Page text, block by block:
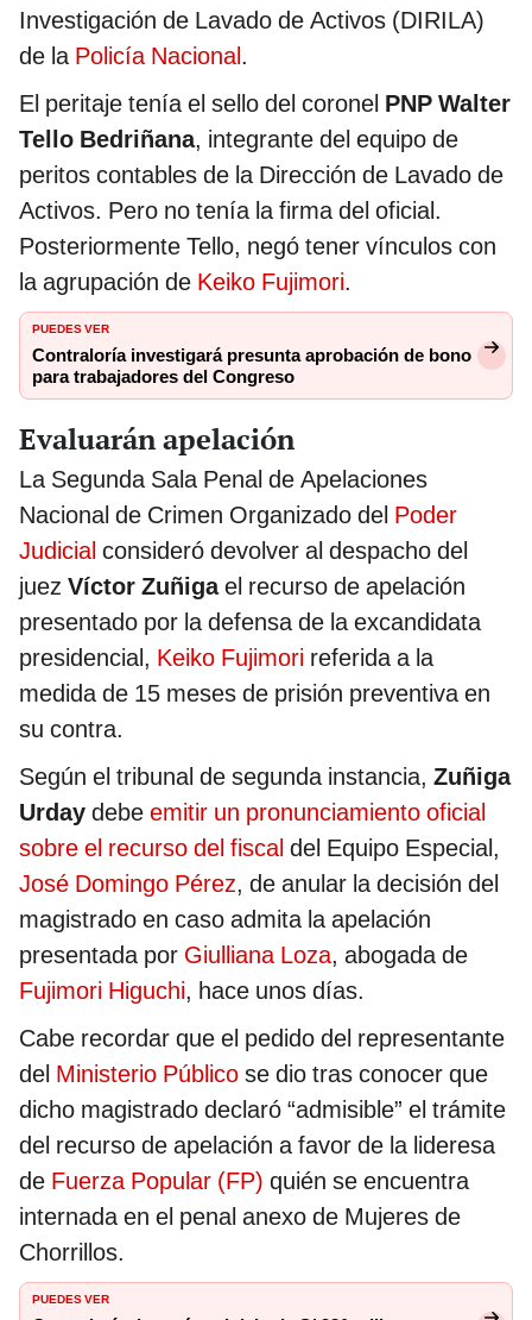
Investigación de Lavado de Activos (DIRILA)
de la Policía Nacional.
El peritaje tenía el sello del coronel PNP Walter
Tello Bedriñana, integrante del equipo de
peritos contables de la Dirección de Lavado de
Activos. Pero no tenía la firma del oficial.
Posteriormente Tello, negó tener vínculos con
la agrupación de Keiko Fujimori.
PUEDES VER
Contraloría investigará presunta aprobación de bono
para trabajadores del Congreso
Evaluarán apelación
La Segunda Sala Penal de Apelaciones
Nacional de Crimen Organizado del Poder
Judicial consideró devolver al despacho del
juez Víctor Zuñigael recurso de apelación
presentado por la defensa de la excandidata
presidencial, Keiko Fujimori referida a la
medida de 15 meses de prisión preventiva en
su contra.
Según el tribunal de segunda instancia, Zuñiga
Urday debe emitir un pronunciamiento oficial
sobre el recurso del fiscal del Equipo Especial,
José Domingo Pérez, de anular la decisión del
magistrado en caso admita la apelación
presentada por Giulliana Loza, abogada de
Fujimori Higuchi, hace unos días.
Cabe recordar que el pedido del representante
del Ministerio Público se dio tras conocer que
dicho magistrado declaró “admisible” el trámite
del recurso de apelación a favor de la lideresa
de Fuerza Popular (FP) quién se encuentra
internada en el penal anexo de Mujeres de
Chorrillos.
PUEDES VER